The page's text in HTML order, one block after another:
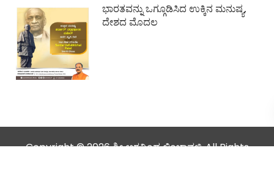
ಭಾರತವನ್ನು ಒಗ್ಗೂಡಿಸಿದ ಉಕ್ಕಿನ ಮನುಷ್ಯ,
ದೇಶದ ಮೊದಲ
Copyright © 2026 ಶ್ರೀ ಅರವಿಂದ ಲಿಂಬಾವಳಿ. All Rights